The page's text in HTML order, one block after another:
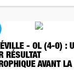
- OL (4-0) :
RÉSULTAT
AVANT